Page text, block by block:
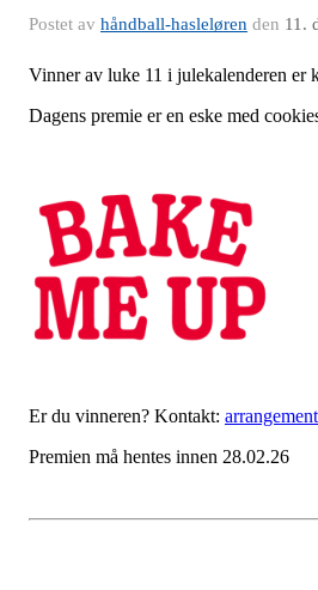
Postet av håndball-hasleløren den 11.
Vinner av luke 11 i julekalenderen er
Dagens premie er en eske med
Er du vinneren? Kontakt:
Premien må hentes innen 28.02.26